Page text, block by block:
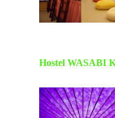
Hostel WASABI